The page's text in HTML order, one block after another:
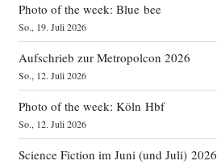
Photo of the week: Blue bee
So., 19. Juli 2026
Aufschrieb zur Metropolcon 2026
So., 12. Juli 2026
Photo of the week: Köln Hbf
So., 12. Juli 2026
Science Fiction im Juni (und Juli) 2026